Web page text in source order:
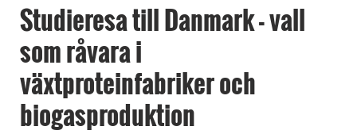
Studieresa till Danmark - vall
som råvara i
växtproteinfabriker och
biogasproduktion